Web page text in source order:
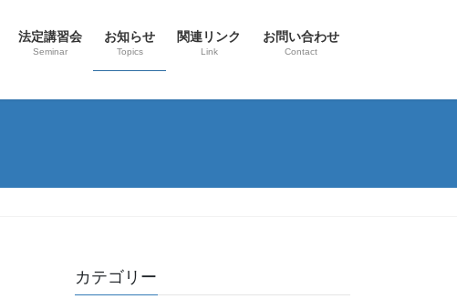
法定講習会
Seminar
お知らせ
Topics
関連リンク
Link
お問い合わせ
Contact
カテゴリー